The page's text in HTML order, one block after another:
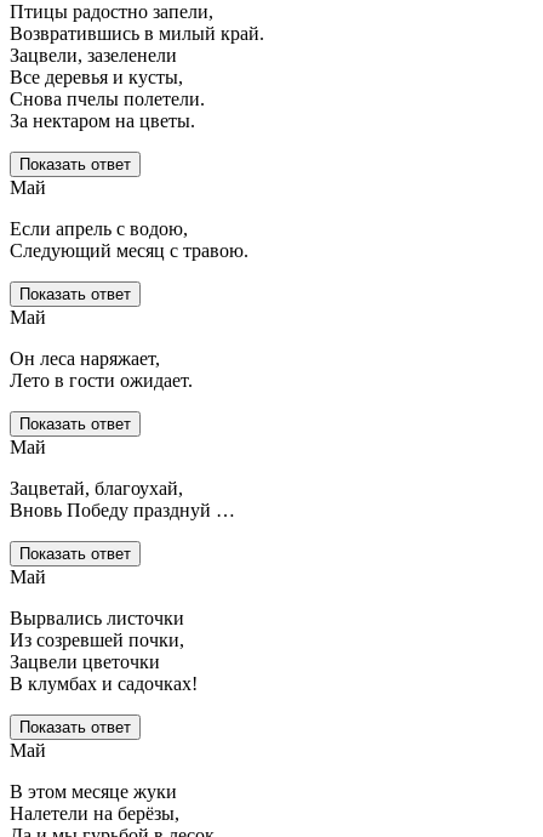
Птицы радостно запели,
Возвратившись в милый край.
Зацвели, зазеленели
Все деревья и кусты,
Снова пчелы полетели.
За нектаром на цветы.
Показать ответ
Май
Если апрель с водою,
Следующий месяц с травою.
Показать ответ
Май
Он леса наряжает,
Лето в гости ожидает.
Показать ответ
Май
Зацветай, благоухай,
Вновь Победу празднуй …
Показать ответ
Май
Вырвались листочки
Из созревшей почки,
Зацвели цветочки
В клумбах и садочках!
Показать ответ
Май
В этом месяце жуки
Налетели на берёзы,